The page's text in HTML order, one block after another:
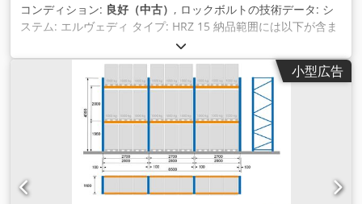
コンディション: 良好（中古） , ロックボルトの技術データ: シ
ステム: エルヴェディ タイプ: HRZ 15 納品範囲には以下が含ま
れます: カンチレバーラック用安全ボルト01個 材質色：亜鉛メ
ッキ 寸法: 178 x 24 x 17 mm (長さx幅x高さ) 重量: 0.660 kg/個
カンチレバーアームを固定するには 意図しない持ち上げに対す
る 現在在庫数：約350個。 表示価格はVATを含んだ引き取り価
格となります。 弊社の担当者: アンドレ・エヴァリング氏
Dcjdpfxowdvzlo Ahvek マリオ・クローバー氏 氏：ファルク・
ドイチュ 記事に関する一般情報: この商品はピックアップのみ
可能です。追加の輸送手段の要請 または、この品物の配送には
追加料金がかかり、別途請求されます。 納品場所や納品範囲に
応じて、弊社にご依頼いただくことも可能です。
小型広告